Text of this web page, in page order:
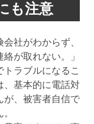
も注意
社がわからず、
が取れない。」
ラブルになるこ
、基本的に電話対
が、被害者自信で